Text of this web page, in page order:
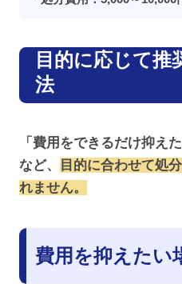
目的に応じて推
法
「費用をできるだけ抑え
など、
目的に合わせて処
れません。
費用を抑えたい